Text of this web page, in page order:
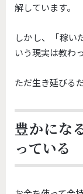
解しています。
しかし、「稼い
いう現実は教わ
ただ生き延びる
豊かにな
っている